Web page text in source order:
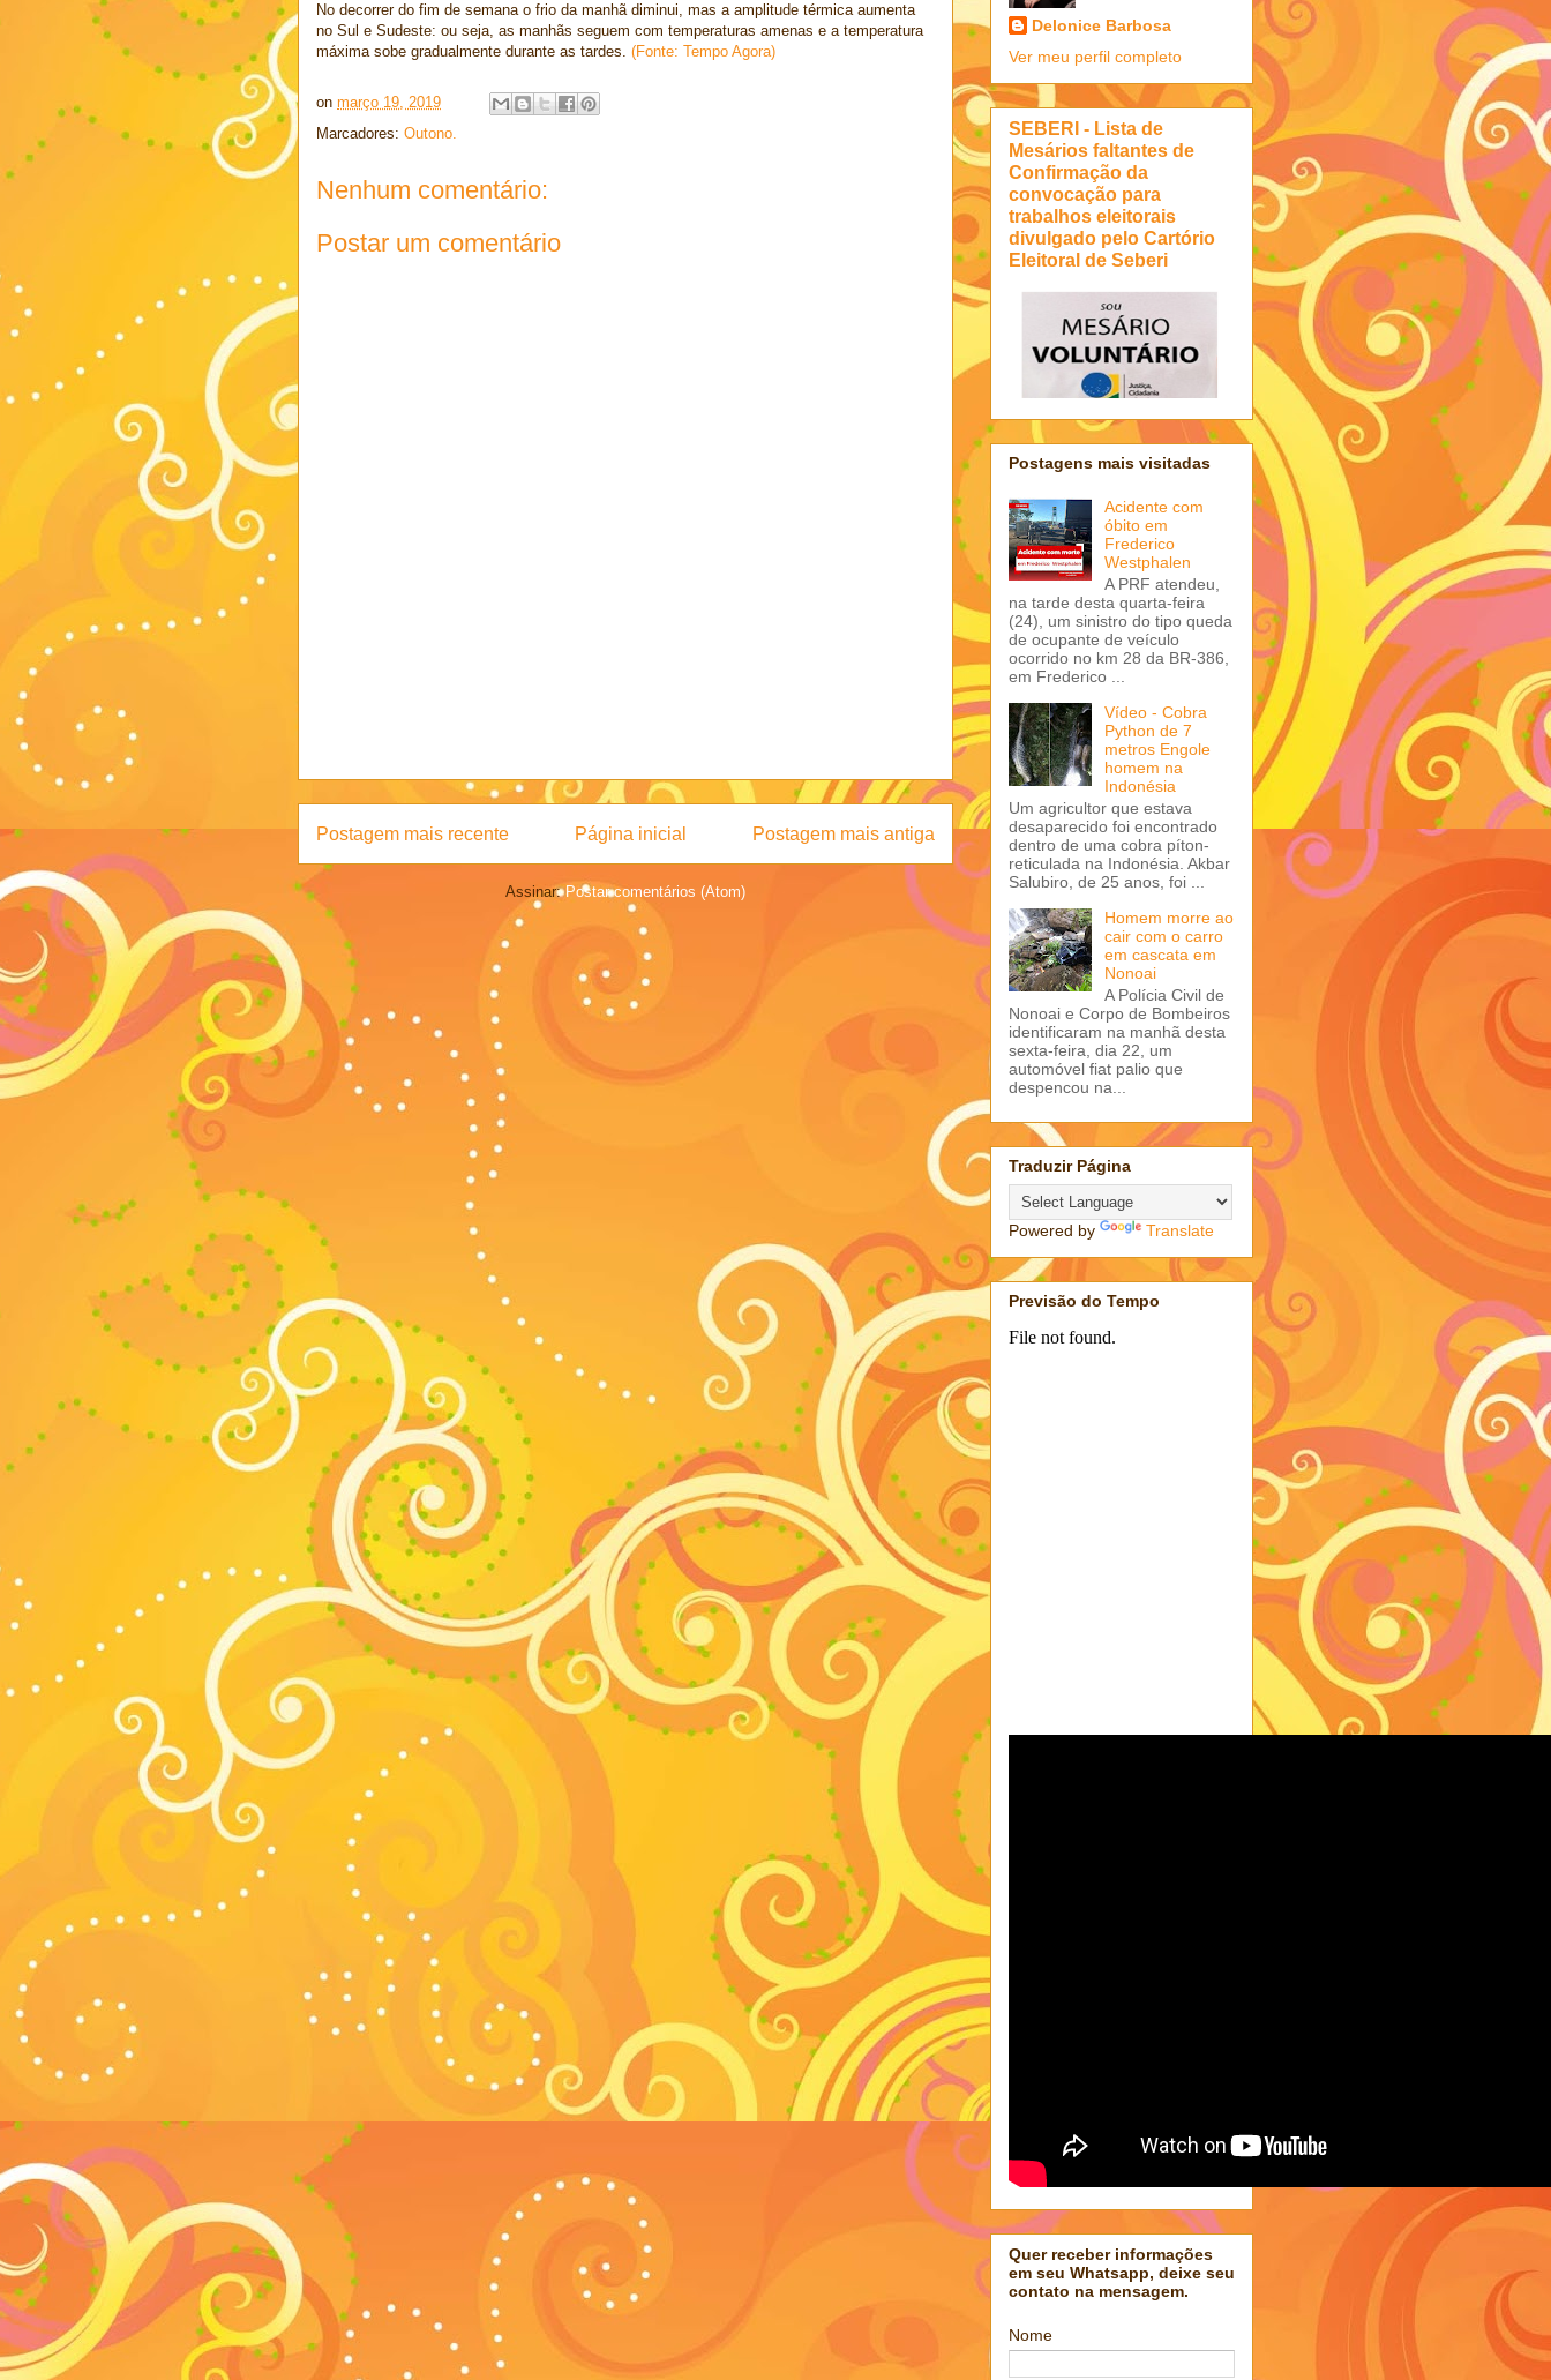
No decorrer do fim de semana o frio da manhã diminui, mas a amplitude térmica aumenta
no Sul e Sudeste: ou seja, as manhãs seguem com temperaturas amenas e a temperatura
máxima sobe gradualmente durante as tardes. (Fonte: Tempo Agora)
on março 19, 2019
Marcadores: Outono.
Nenhum comentário:
Postar um comentário
Postagem mais recente Postagem mais antiga
Página inicial
Assinar:Postar comentários (Atom)
Delonice Barbosa
Ver meu perfil completo
SEBERI - Lista de
Mesários faltantes de
Confirmação da
convocação para
trabalhos eleitorais
divulgado pelo Cartório
Eleitoral de Seberi
Postagens mais visitadas
Acidente com
óbito em
Frederico
Westphalen
A PRF atendeu,
na tarde desta quarta-feira
(24), um sinistro do tipo queda
de ocupante de veículo
ocorrido no km 28 da BR-386,
em Frederico ...
Vídeo - Cobra
Python de 7
metros Engole
homem na
Indonésia
Um agricultor que estava
desaparecido foi encontrado
dentro de uma cobra píton-
reticulada na Indonésia. Akbar
Salubiro, de 25 anos, foi ...
Homem morre ao
cair com o carro
em cascata em
Nonoai
A Polícia Civil de
Nonoai e Corpo de Bombeiros
identificaram na manhã desta
sexta-feira, dia 22, um
automóvel fiat palio que
despencou na...
Traduzir Página
Powered by Translate
Previsão do Tempo
Quer receber informações
em seu Whatsapp, deixe seu
contato na mensagem.
Nome